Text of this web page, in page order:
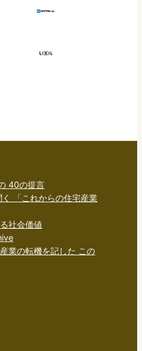
40の提言
「これからの住宅産業
社会価値
業の転機を記した この